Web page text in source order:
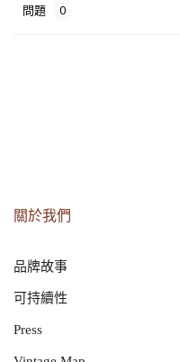
問題
關於我們
品牌故事
可持續性
Press